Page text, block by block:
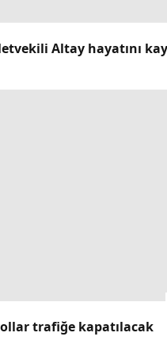
Altay hayatını
trafiğe kapatılacak